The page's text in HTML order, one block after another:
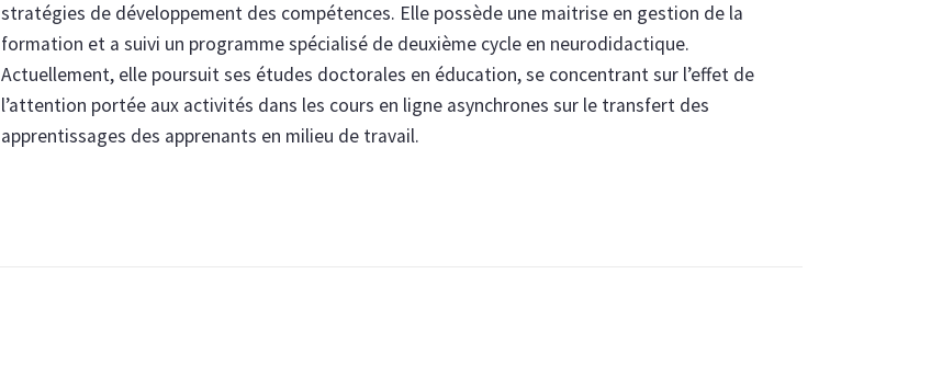
stratégies de développement des compétences. Elle possède une maitrise en gestion de la
formation et a suivi un programme spécialisé de deuxième cycle en neurodidactique.
Actuellement, elle poursuit ses études doctorales en éducation, se concentrant sur l’effet de
l’attention portée aux activités dans les cours en ligne asynchrones sur le transfert des
apprentissages des apprenants en milieu de travail.